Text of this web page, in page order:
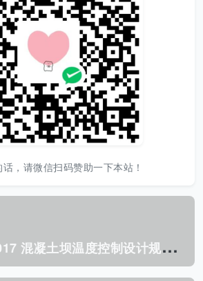
，请微信扫码赞助一下本站！
N
B/T 35092-2017 混凝土坝温度控制设计规范.pdf